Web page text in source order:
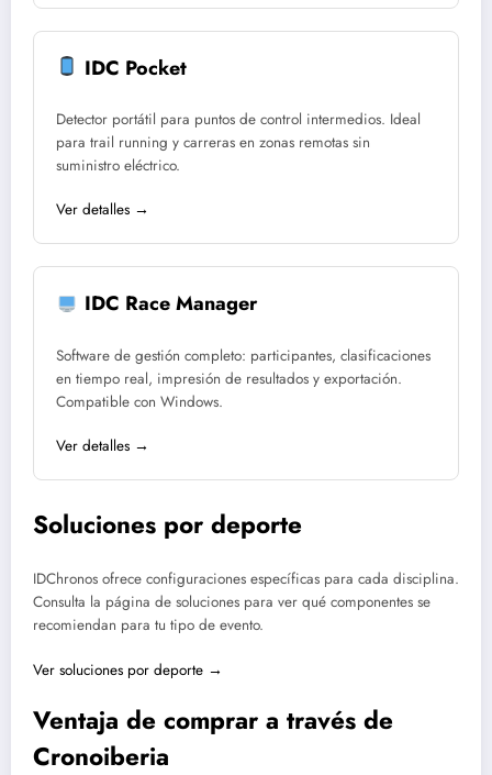
IDC Pocket
Detector portátil para puntos de control intermedios. Ideal
para trail running y carreras en zonas remotas sin
suministro eléctrico.
Ver detalles →
IDC Race Manager
Software de gestión completo: participantes, clasificaciones
en tiempo real, impresión de resultados y exportación.
Compatible con Windows.
Ver detalles →
Soluciones por deporte
IDChronos ofrece configuraciones específicas para cada disciplina.
Consulta la página de soluciones para ver qué componentes se
recomiendan para tu tipo de evento.
Ver soluciones por deporte →
Ventaja de comprar a través de
Cronoiberia